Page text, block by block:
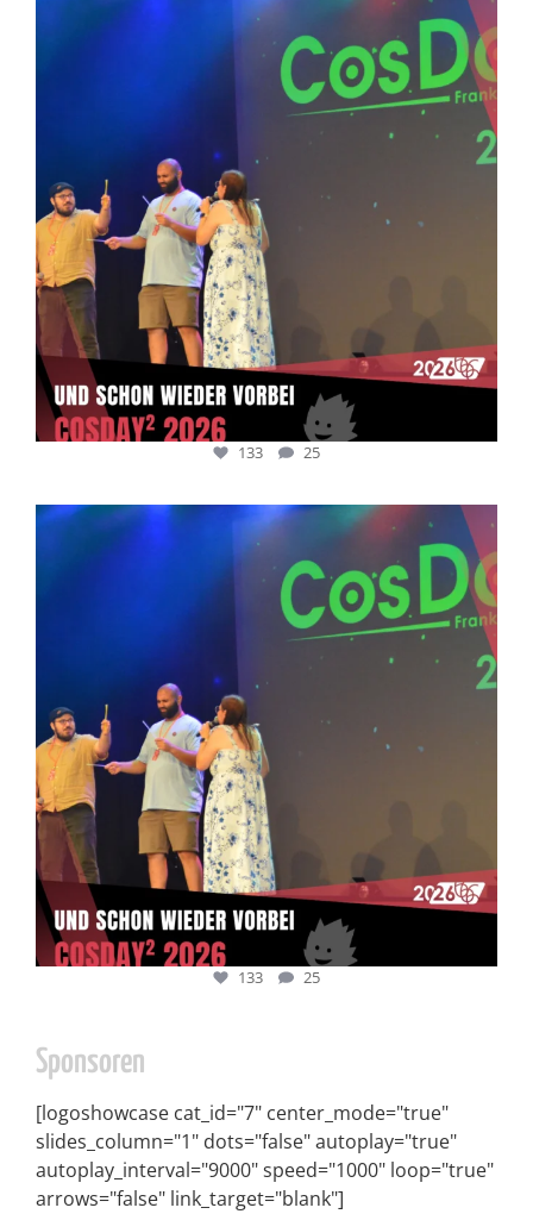
Juli 5
25
133 25
cosday
Juli 5
25
133 25
Sponsoren
[logoshowcase cat_id="7" center_mode="true"
slides_column="1" dots="false" autoplay="true"
autoplay_interval="9000" speed="1000" loop="true"
arrows="false" link_target="blank"]